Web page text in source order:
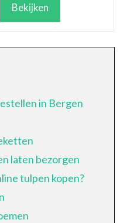
Bekijken
in Bergen
laten bezorgen
tulpen kopen?